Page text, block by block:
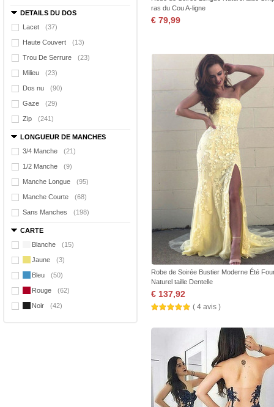
DETAILS DU DOS
Lacet
(37)
Haute Couvert (13)
Trou De Serrure (23)
Milieu (23)
Dos nu (90)
Gaze (29)
Zip (241)
LONGUEUR DE MANCHES
3/4 Manche
(21)
1/2 Manche (9)
Manche Longue (95)
Manche Courte (68)
Sans Manches (198)
CARTE
Blanche
(15)
Jaune (3)
Bleu (50)
Rouge (62)
Noir (42)
ras du Cou A-ligne
€ 79,99
Robe de Soirée Bustier Moderne Été
Naturel taille Dentelle
€ 137,92
( 4 avis )